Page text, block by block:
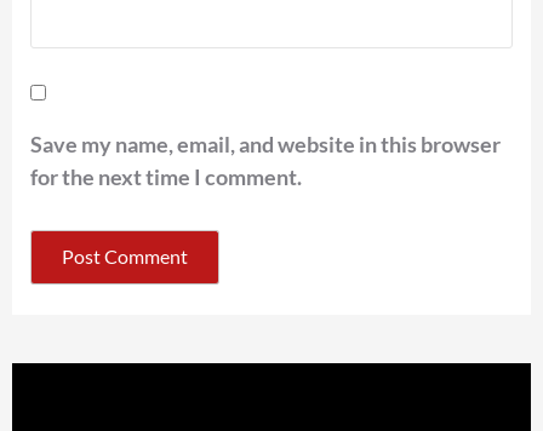
Save my name, email, and website in this browser
for the next time I comment.